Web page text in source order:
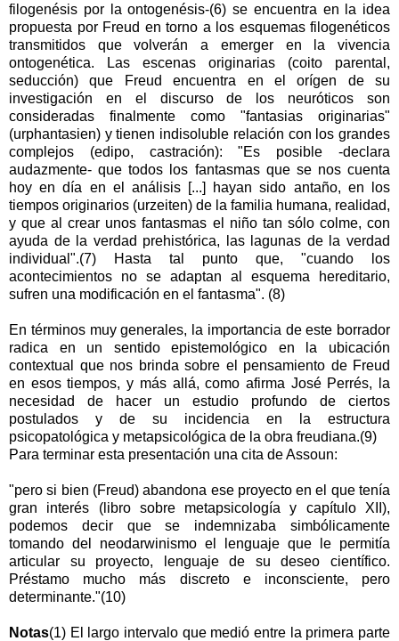
filogenésis por la ontogenésis-(6) se encuentra en la idea
propuesta por Freud en torno a los esquemas filogenéticos
transmitidos que volverán a emerger en la vivencia
ontogenética. Las escenas originarias (coito parental,
seducción) que Freud encuentra en el orígen de su
investigación en el discurso de los neuróticos son
consideradas finalmente como "fantasias originarias"
(urphantasien) y tienen indisoluble relación con los grandes
complejos (edipo, castración): "Es posible -declara
audazmente- que todos los fantasmas que se nos cuenta
hoy en día en el análisis [...] hayan sido antaño, en los
tiempos originarios (urzeiten) de la familia humana, realidad,
y que al crear unos fantasmas el niño tan sólo colme, con
ayuda de la verdad prehistórica, las lagunas de la verdad
individual".(7) Hasta tal punto que, "cuando los
acontecimientos no se adaptan al esquema hereditario,
sufren una modificación en el fantasma". (8)
En términos muy generales, la importancia de este borrador
radica en un sentido epistemológico en la ubicación
contextual que nos brinda sobre el pensamiento de Freud
en esos tiempos, y más allá, como afirma José Perrés, la
necesidad de hacer un estudio profundo de ciertos
postulados y de su incidencia en la estructura
psicopatológica y metapsicológica de la obra freudiana.(9)
Para terminar esta presentación una cita de Assoun:
"pero si bien (Freud) abandona ese proyecto en el que tenía
gran interés (libro sobre metapsicología y capítulo XII),
podemos decir que se indemnizaba simbólicamente
tomando del neodarwinismo el lenguaje que le permitía
articular su proyecto, lenguaje de su deseo científico.
Préstamo mucho más discreto e inconsciente, pero
determinante."(10)
Notas(1) El largo intervalo que medió entre la primera parte